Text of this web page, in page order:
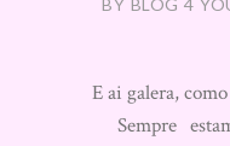
E ai galera, como
Sempre